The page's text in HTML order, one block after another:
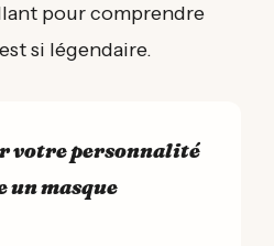
pour comprendre
si légendaire.
votre personnalité
un masque